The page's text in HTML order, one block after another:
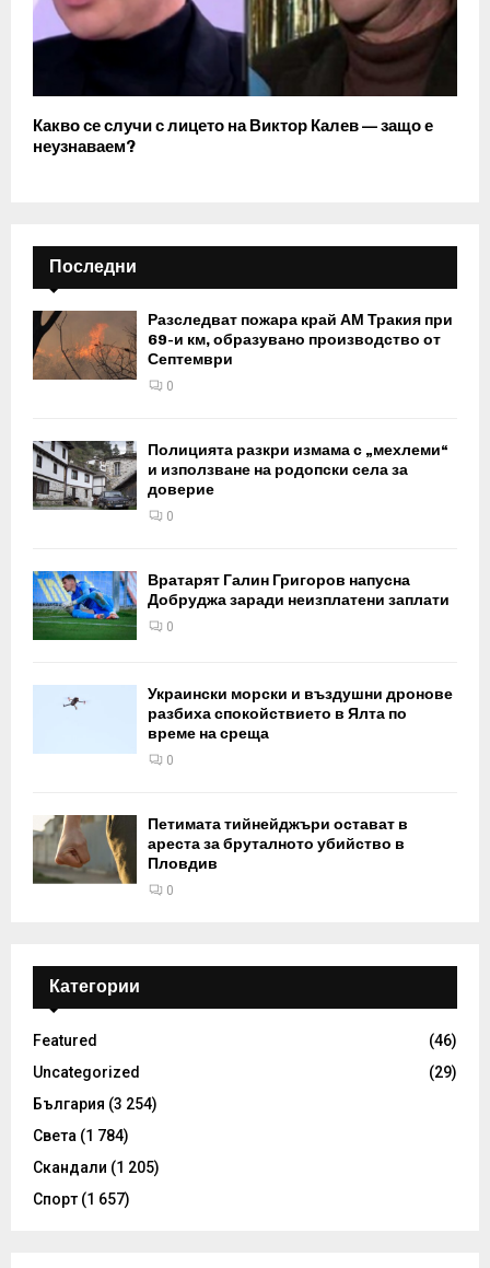
Какво се случи с лицето на Виктор Калев — защо е
неузнаваем?
Последни
Разследват пожара край АМ Тракия при
69-и км, образувано производство от
Септември
0
Полицията разкри измама с „мехлеми“
и използване на родопски села за
доверие
0
Вратарят Галин Григоров напусна
Добруджа заради неизплатени заплати
0
Украински морски и въздушни дронове
разбиха спокойствието в Ялта по
време на среща
0
Петимата тийнейджъри остават в
ареста за бруталното убийство в
Пловдив
0
Категории
Featured
(46)
Uncategorized
(29)
България (3 254)
Света (1 784)
Скандали (1 205)
Спорт (1 657)